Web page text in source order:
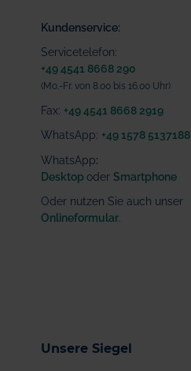
Kundenservice:
Servicetelefon:
+49 4541 8668 290
(Mo.-Fr. von 8.00 bis 16.00 Uhr)
Fax: +49 4541 8668 2919
WhatsApp: +49 1578 5137188
WhatsApp:
Desktop oder Smartphone
Oder nutzen Sie auch unser
Onlineformular
Unsere Siegel